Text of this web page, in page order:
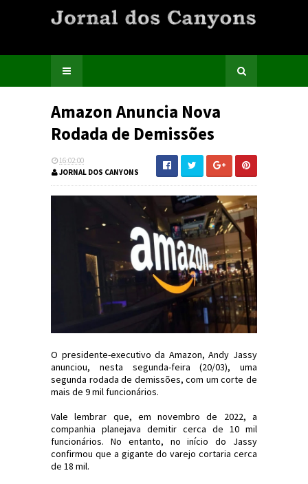
Amazon Anuncia Nova
Rodada de Demissões
16:02:00
JORNAL DOS CANYONS
O presidente-executivo da Amazon, Andy Jassy
anunciou, nesta segunda-feira (20/03), uma
segunda rodada de demissões, com um corte de
mais de 9 mil funcionários.
Vale lembrar que, em novembro de 2022, a
companhia planejava demitir cerca de 10 mil
funcionários. No entanto, no início do Jassy
confirmou que a gigante do varejo cortaria cerca
de 18 mil.